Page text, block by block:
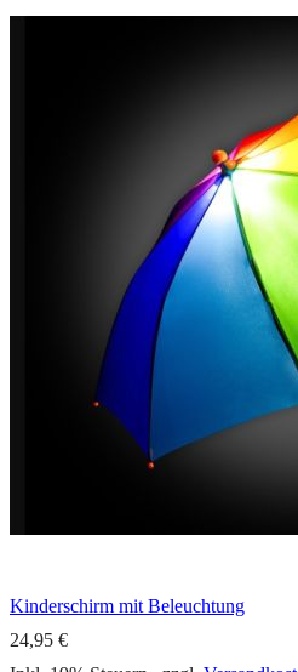
Kinderschirm mit Beleuchtung
24,95 €